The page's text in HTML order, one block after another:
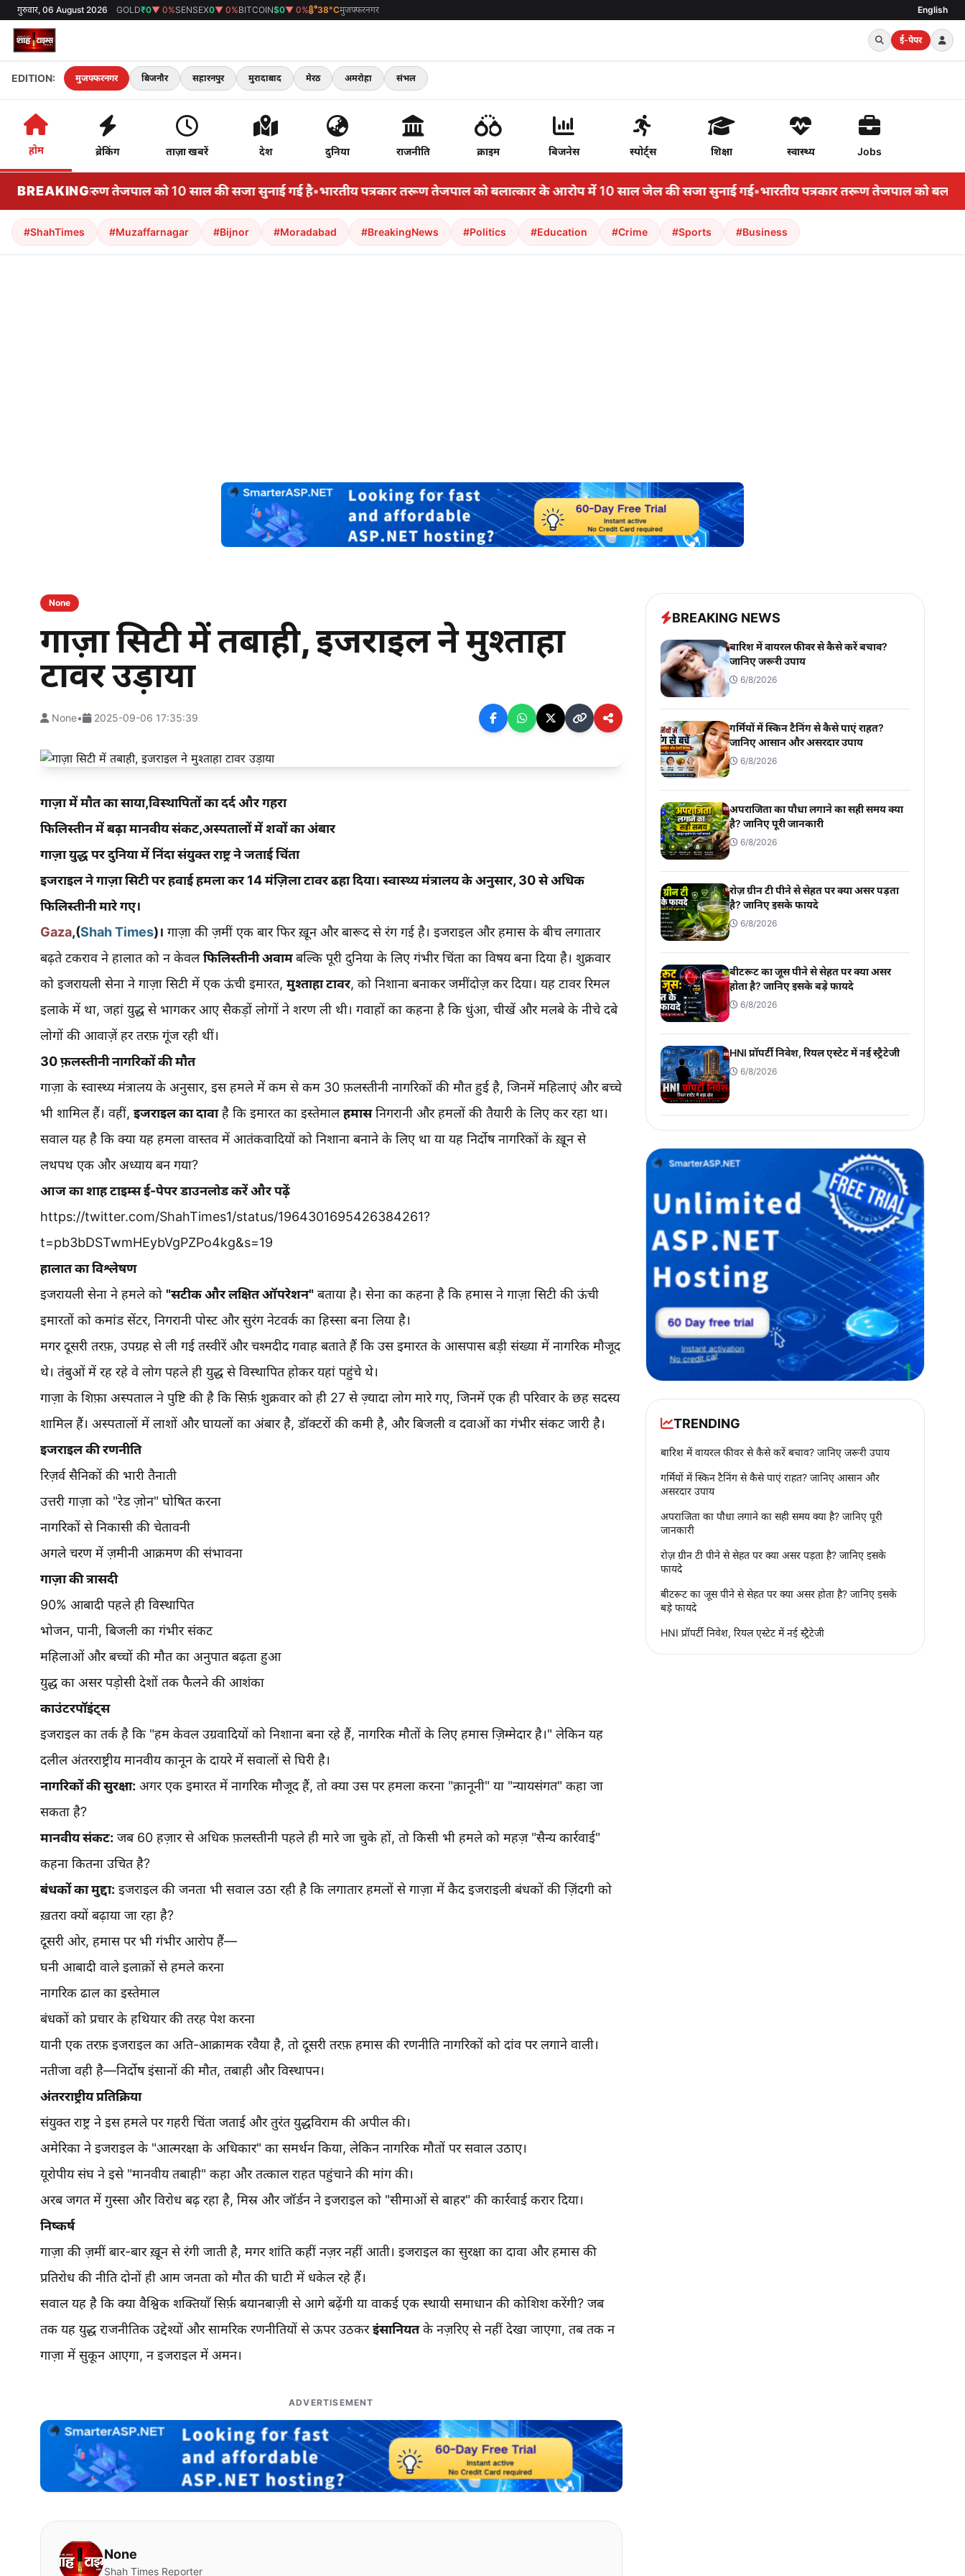
गुरुवार, 06 August 2026 GOLD₹0▼ 0%SENSEX0▼ 0%BITCOIN$0▼ 0% 38°Cमुजफ्फरनगर English
ई-पेपर
EDITION: मुजफ्फरनगर बिजनौर सहारनपुर मुरादाबाद मेरठ अमरोहा संभल
होम ब्रेकिंग ताज़ा खबरें देश दुनिया राजनीति क्राइम बिजनेस स्पोर्ट्स शिक्षा स्वास्थ्य Jobs
BREAKING
मामले में तरुण तेजपाल को 10 साल की सजा सुनाई गई है•भारतीय पत्रकार तरूण तेजपाल को बलात्कार के आरोप में 10 साल जेल की सजा सुनाई गई•भारतीय पत्रकार तरूण तेजपाल को
#ShahTimes #Muzaffarnagar #Bijnor #Moradabad #BreakingNews #Politics #Education #Crime #Sports #Business
None
गाज़ा सिटी में तबाही, इजराइल ने मुश्ताहा
टावर उड़ाया
None• 2025-09-06 17:35:39
गाज़ा में मौत का साया,विस्थापितों का दर्द और गहरा
फिलिस्तीन में बढ़ा मानवीय संकट,अस्पतालों में शवों का अंबार
गाज़ा युद्ध पर दुनिया में निंदा संयुक्त राष्ट्र ने जताई चिंता
इजराइल ने गाज़ा सिटी पर हवाई हमला कर 14 मंज़िला टावर ढहा दिया। स्वास्थ्य मंत्रालय के अनुसार, 30 से अधिक
फिलिस्तीनी मारे गए।
Gaza,(Shah Times)। गाज़ा की ज़मीं एक बार फिर ख़ून और बारूद से रंग गई है। इजराइल और हमास के बीच लगातार
बढ़ते टकराव ने हालात को न केवलफिलिस्तीनी अवामबल्कि पूरी दुनिया के लिए गंभीर चिंता का विषय बना दिया है। शुक्रवार
को इजरायली सेना ने गाज़ा सिटी में एक ऊंची इमारत, मुश्ताहा टावर, को निशाना बनाकर जमींदोज़ कर दिया। यह टावर रिमल
इलाके में था, जहां युद्ध से भागकर आए सैकड़ों लोगों ने शरण ली थी। गवाहों का कहना है कि धुंआ, चीखें और मलबे के नीचे दबे
लोगों की आवाज़ें हर तरफ़ गूंज रही थीं।
30 फ़लस्तीनी नागरिकों की मौत
गाज़ा के स्वास्थ्य मंत्रालय के अनुसार, इस हमले में कम से कम 30 फ़लस्तीनी नागरिकों की मौत हुई है, जिनमें महिलाएं और बच्चे
भी शामिल हैं। वहीं, इजराइल का दावाहै कि इमारत का इस्तेमालहमासनिगरानी और हमलों की तैयारी के लिए कर रहा था।
सवाल यह है कि क्या यह हमला वास्तव में आतंकवादियों को निशाना बनाने के लिए था या यह निर्दोष नागरिकों के ख़ून से
लथपथ एक और अध्याय बन गया?
आज का शाह टाइम्स ई-पेपर डाउनलोड करें और पढ़ें
https://twitter.com/ShahTimes1/status/1964301695426384261?
t=pb3bDSTwmHEybVgPZPo4kg&s=19
हालात का विश्लेषण
इजरायली सेना ने हमले को "सटीक और लक्षित ऑपरेशन" बताया है। सेना का कहना है कि हमास ने गाज़ा सिटी की ऊंची
इमारतों को कमांड सेंटर, निगरानी पोस्ट और सुरंग नेटवर्क का हिस्सा बना लिया है।
मगर दूसरी तरफ़, उपग्रह से ली गई तस्वीरें और चश्मदीद गवाह बताते हैं कि उस इमारत के आसपास बड़ी संख्या में नागरिक मौजूद
थे। तंबुओं में रह रहे वे लोग पहले ही युद्ध से विस्थापित होकर यहां पहुंचे थे।
गाज़ा के शिफ़ा अस्पताल ने पुष्टि की है कि सिर्फ़ शुक्रवार को ही 27 से ज़्यादा लोग मारे गए, जिनमें एक ही परिवार के छह सदस्य
शामिल हैं। अस्पतालों में लाशों और घायलों का अंबार है, डॉक्टरों की कमी है, और बिजली व दवाओं का गंभीर संकट जारी है।
इजराइल की रणनीति
रिज़र्व सैनिकों की भारी तैनाती
उत्तरी गाज़ा को "रेड ज़ोन" घोषित करना
नागरिकों से निकासी की चेतावनी
अगले चरण में ज़मीनी आक्रमण की संभावना
गाज़ा की त्रासदी
90% आबादी पहले ही विस्थापित
भोजन, पानी, बिजली का गंभीर संकट
महिलाओं और बच्चों की मौत का अनुपात बढ़ता हुआ
युद्ध का असर पड़ोसी देशों तक फैलने की आशंका
काउंटरपॉइंट्स
इजराइल का तर्क है कि "हम केवल उग्रवादियों को निशाना बना रहे हैं, नागरिक मौतों के लिए हमास ज़िम्मेदार है।" लेकिन यह
दलील अंतरराष्ट्रीय मानवीय कानून के दायरे में सवालों से घिरी है।
नागरिकों की सुरक्षा: अगर एक इमारत में नागरिक मौजूद हैं, तो क्या उस पर हमला करना "क़ानूनी" या "न्यायसंगत" कहा जा
सकता है?
मानवीय संकट: जब 60 हज़ार से अधिक फ़लस्तीनी पहले ही मारे जा चुके हों, तो किसी भी हमले को महज़ "सैन्य कार्रवाई"
कहना कितना उचित है?
बंधकों का मुद्दा: इजराइल की जनता भी सवाल उठा रही है कि लगातार हमलों से गाज़ा में कैद इजराइली बंधकों की ज़िंदगी को
ख़तरा क्यों बढ़ाया जा रहा है?
दूसरी ओर, हमास पर भी गंभीर आरोप हैं—
घनी आबादी वाले इलाक़ों से हमले करना
नागरिक ढाल का इस्तेमाल
बंधकों को प्रचार के हथियार की तरह पेश करना
यानी एक तरफ़ इजराइल का अति-आक्रामक रवैया है, तो दूसरी तरफ़ हमास की रणनीति नागरिकों को दांव पर लगाने वाली।
नतीजा वही है—निर्दोष इंसानों की मौत, तबाही और विस्थापन।
अंतरराष्ट्रीय प्रतिक्रिया
संयुक्त राष्ट्र ने इस हमले पर गहरी चिंता जताई और तुरंत युद्धविराम की अपील की।
अमेरिका ने इजराइल के "आत्मरक्षा के अधिकार" का समर्थन किया, लेकिन नागरिक मौतों पर सवाल उठाए।
यूरोपीय संघ ने इसे "मानवीय तबाही" कहा और तत्काल राहत पहुंचाने की मांग की।
अरब जगत में गुस्सा और विरोध बढ़ रहा है, मिस्र और जॉर्डन ने इजराइल को "सीमाओं से बाहर" की कार्रवाई करार दिया।
निष्कर्ष
गाज़ा की ज़मीं बार-बार ख़ून से रंगी जाती है, मगर शांति कहीं नज़र नहीं आती। इजराइल का सुरक्षा का दावा और हमास की
प्रतिरोध की नीति दोनों ही आम जनता को मौत की घाटी में धकेल रहे हैं।
सवाल यह है कि क्या वैश्विक शक्तियाँ सिर्फ़ बयानबाज़ी से आगे बढ़ेंगी या वाकई एक स्थायी समाधान की कोशिश करेंगी? जब
तक यह युद्ध राजनीतिक उद्देश्यों और सामरिक रणनीतियों से ऊपर उठकरइंसानियतके नज़रिए से नहीं देखा जाएगा, तब तक न
गाज़ा में सुकून आएगा, न इजराइल में अमन।
ADVERTISEMENT
None
Shah Times Reporter
BREAKING NEWS
बारिश में वायरल फीवर से कैसे करें बचाव?
जानिए जरूरी उपाय
6/8/2026
गर्मियों में स्किन टैनिंग से कैसे पाएं राहत?
जानिए आसान और असरदार उपाय
6/8/2026
अपराजिता का पौधा लगाने का सही समय क्या
है? जानिए पूरी जानकारी
6/8/2026
रोज़ ग्रीन टी पीने से सेहत पर क्या असर पड़ता
है? जानिए इसके फायदे
6/8/2026
बीटरूट का जूस पीने से सेहत पर क्या असर
होता है? जानिए इसके बड़े फायदे
6/8/2026
HNI प्रॉपर्टी निवेश, रियल एस्टेट में नई स्ट्रैटेजी
6/8/2026
TRENDING
बारिश में वायरल फीवर से कैसे करें बचाव? जानिए जरूरी उपाय
गर्मियों में स्किन टैनिंग से कैसे पाएं राहत? जानिए आसान और
असरदार उपाय
अपराजिता का पौधा लगाने का सही समय क्या है? जानिए पूरी
जानकारी
रोज़ ग्रीन टी पीने से सेहत पर क्या असर पड़ता है? जानिए इसके
फायदे
बीटरूट का जूस पीने से सेहत पर क्या असर होता है? जानिए इसके
बड़े फायदे
HNI प्रॉपर्टी निवेश, रियल एस्टेट में नई स्ट्रैटेजी